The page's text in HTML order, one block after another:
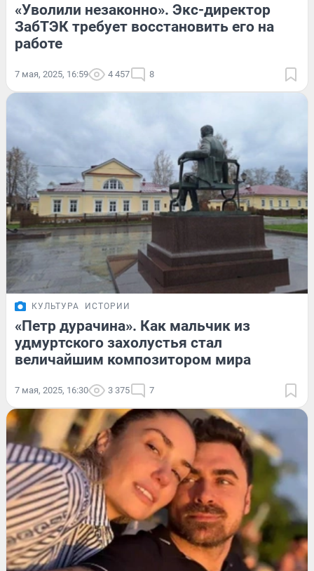
«Уволили незаконно». Экс-директор
ЗабТЭК требует восстановить его на
работе
7 мая, 2025, 16:59 4 457 8
КУЛЬТУРА ИСТОРИИ
«Петр дурачина». Как мальчик из
удмуртского захолустья стал
величайшим композитором мира
7 мая, 2025, 16:30 3 375 7